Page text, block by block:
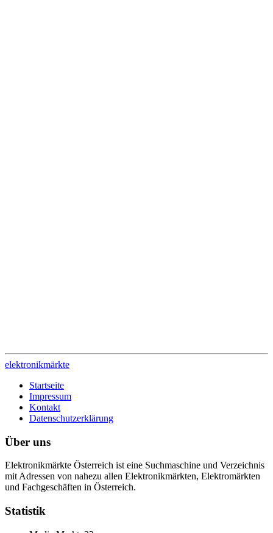
elektronikmärkte
Startseite
Impressum
Kontakt
Datenschutzerklärung
Über uns
Elektronikmärkte Österreich ist eine Suchmaschine und Verzeichnis
mit Adressen von nahezu allen Elektronikmärkten, Elektromärkten
und Fachgeschäften in Österreich.
Statistik